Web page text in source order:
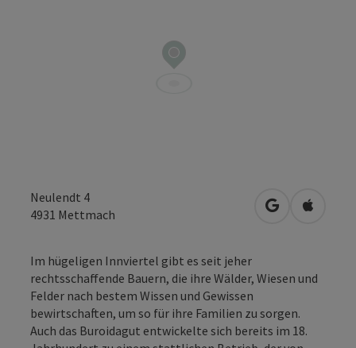
Neulendt 4
4931 Mettmach in Google
in
Im hügeligen Innviertel gibt es seit jeher
rechtsschaffende Bauern, die ihre Wälder, Wiesen und
Felder nach bestem Wissen und Gewissen
bewirtschaften, um so für ihre Familien zu sorgen.
Auch das Buroidagut entwickelte sich bereits im 18.